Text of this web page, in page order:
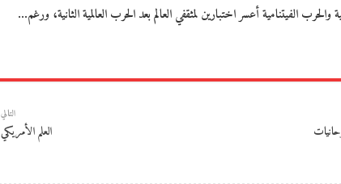
الفيتنامية أعسر اختبارين لمثقفي العالم بعد الحرب العالمية الثانية، ورغم…
التالي
العلم الأمريكي